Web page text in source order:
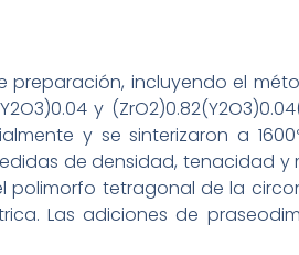
incluyendo el
y
y se sinterizaron a
de densidad, tenacidad
polimorfo tetragonal de la
Las adiciones de